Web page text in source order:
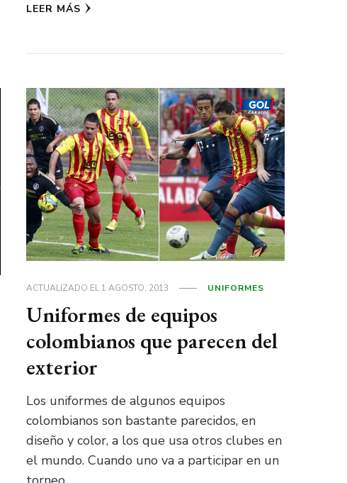
LEER MÁS
ACTUALIZADO EL1 AGOSTO, 2013 UNIFORMES
Uniformes de equipos
colombianos que parecen del
exterior
Los uniformes de algunos equipos
colombianos son bastante parecidos, en
diseño y color, a los que usa otros clubes en
el mundo. Cuando uno va a participar en un